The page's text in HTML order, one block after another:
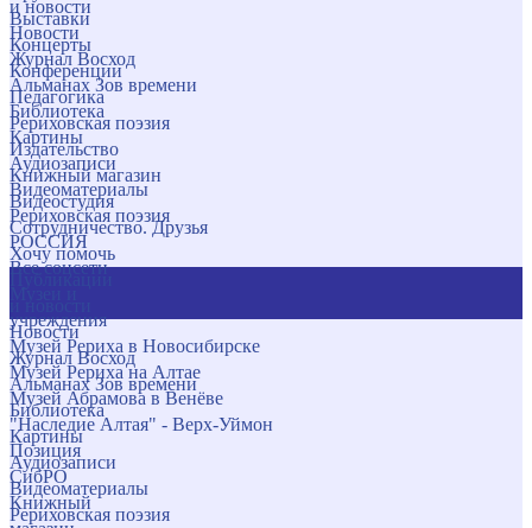
и новости
Новости
Журнал Восход
Альманах Зов времени
Библиотека
Картины
Аудиозаписи
Видеоматериалы
Рериховская поэзия
РОССИЯ
Все соцсети
учреждения
Музей Рериха в Новосибирске
Музей Рериха на Алтае
Музей Абрамова в Венёве
"Наследие Алтая" - Верх-Уймон
Позиция
СибРО
Книжный
Выставки
Концерты
Конференции
Педагогика
Рериховская поэзия
Издательство
Книжный магазин
Видеостудия
Сотрудничество. Друзья
Хочу помочь
Новости
Журнал Восход
Альманах Зов времени
Библиотека
Картины
Аудиозаписи
Видеоматериалы
Рериховская поэзия